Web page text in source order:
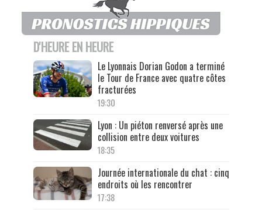
D'HEURE EN HEURE
Le Lyonnais Dorian Godon a terminé
le Tour de France avec quatre côtes
fracturées
19:30
Lyon : Un piéton renversé après une
collision entre deux voitures
18:35
Journée internationale du chat : cinq
endroits où les rencontrer
17:38